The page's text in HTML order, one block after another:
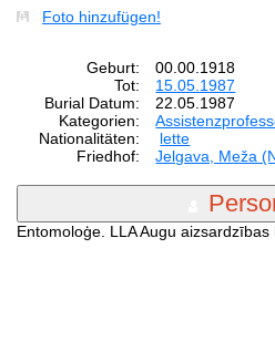
Foto hinzufügen!
Geburt:
00.00.1918
Tot:
15.05.1987
Burial Datum:
22.05.1987
Kategorien:
Nationalitäten:
lette
Friedhof:
Jelgava, Meža
Entomoloģe. LLA Augu aizsardzības